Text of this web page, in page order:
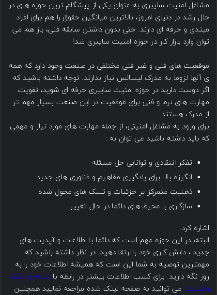
مشاغل امنیت سایبری به ‌عنوان یکی از پیشگام ترین حوزه های در
حال رشد در دنیای امروز، بالاترین میانگین حقوق را هم برای افراد
مبتدی و حرفه ای دارند. حتی بدون داشتن سابقه فنی، باز هم می
توان وارد بازار کار در حوزه امنیت سایبری شد!
موقعیت های فنی و غیر فنی مختلفی در صنعت وجود دارد که همه
ی آنها لزوما به مدرک لیسانس نیاز ندارند. توجه داشته باشید که
اگر دوست دارید در حوزه امنیت سایبری حرفه ای شوید، تقویت
مهارت های نرم و فنی برای موفقیت در این صنعت بسیار مهم تر
از مدرک هستند.
برای ورود به مشاغل امنیتی، از جمله مهارت های مورد نیاز و مهمی
که باید داشته باشید می توان به :
تفکر انتقادی و توانایی حل مسئله
انگیزه بالا برای یادگیری مفاهیم و فناوری های جدید
ذهنیت متمرکز بر جزئیات و تسک های محول شده
سازگاری با محیط های دائما در حال تغییر
اشاره کرد.
البته، در این حوزه مهم است که دائما با اطلاعات و آپدیت های
جدید ، دانش کاری خود را ارتقا دهید. در نظر داشته باشید که
مهمترین توصیه به شما این است که همیشه اطلاعات خود را به
روز نگه دارید. برای کسب اطلاعات بیشتر در رابطه با نقشه راه هک
و امنیت می توانید به صفحه لینک شده مراجعه نمایید همچنین